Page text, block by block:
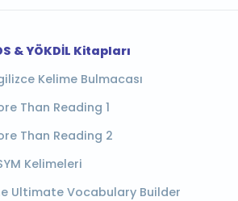
& YÖKDİL Kitapları
Kelime Bulmacası
Than Reading 1
Than Reading 2
Kelimeleri
Ultimate Vocabulary Builder